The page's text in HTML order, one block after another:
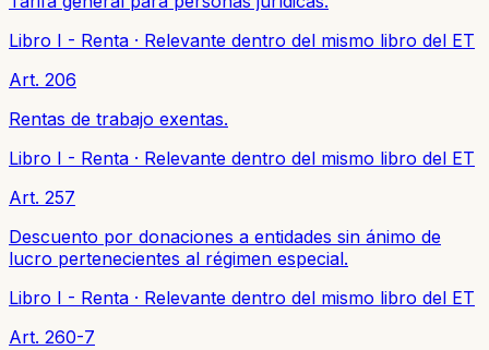
Libro I - Renta · Relevante dentro del mismo libro del ET
Art. 206
Rentas de trabajo exentas.
Libro I - Renta · Relevante dentro del mismo libro del ET
Art. 257
Descuento por donaciones a entidades sin ánimo de
lucro pertenecientes al régimen especial.
Libro I - Renta · Relevante dentro del mismo libro del ET
Art. 260-7